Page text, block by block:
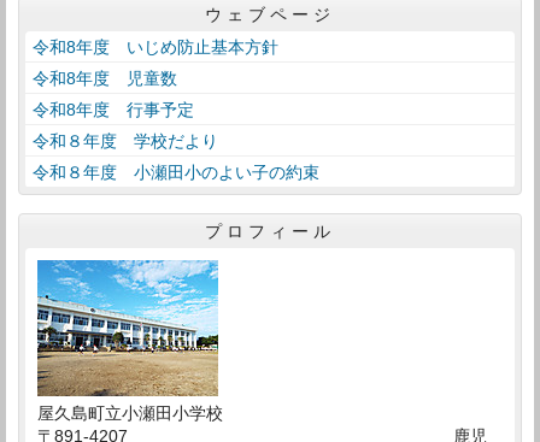
ウェブページ
令和8年度 いじめ防止基本方針
令和8年度 児童数
令和8年度 行事予定
令和８年度 学校だより
令和８年度 小瀬田小のよい子の約束
プロフィール
屋久島町立小瀬田小学校
〒891-4207 鹿児